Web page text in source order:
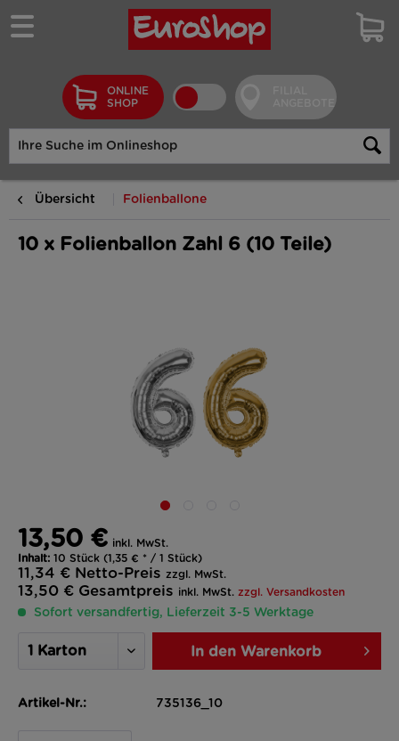
ONLINE
SHOP
Übersicht Folienballone
10 x Folienballon Zahl 6 (10 Teile)
13,50 € inkl. MwSt.
Inhalt: 10 Stück (1,35 € * / 1 Stück)
11,34 € Netto-Preis zzgl. MwSt.
13,50 € Gesamtpreis inkl. MwSt. zzgl. Versandkosten
Sofort versandfertig, Lieferzeit 3-5 Werktage
In den Warenkorb
Artikel-Nr.: 735136_10